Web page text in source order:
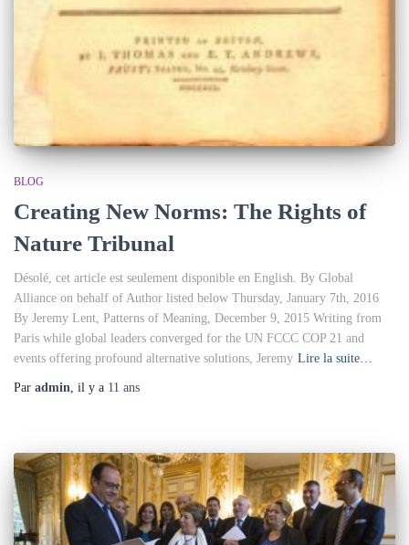
BLOG
Creating New Norms: The Rights of
Nature Tribunal
Désolé, cet article est seulement disponible en English. By Global
Alliance on behalf of Author listed below Thursday, January 7th, 2016
By Jeremy Lent, Patterns of Meaning, December 9, 2015 Writing from
Paris while global leaders converged for the UN FCCC COP 21 and
events offering profound alternative solutions, Jeremy Lire la suite…
Par admin , il y a 11 ans